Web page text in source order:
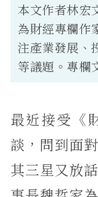
本文作者林宏
為財經專欄作
注產業發展、
等議題。專欄
最近接受《
談，問到面
其三星又放